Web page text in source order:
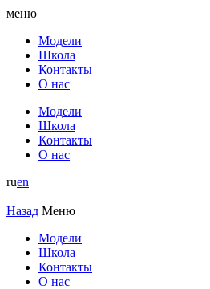
меню
Модели
Школа
Контакты
О нас
Модели
Школа
Контакты
О нас
ruen
Назад Меню
Модели
Школа
Контакты
О нас